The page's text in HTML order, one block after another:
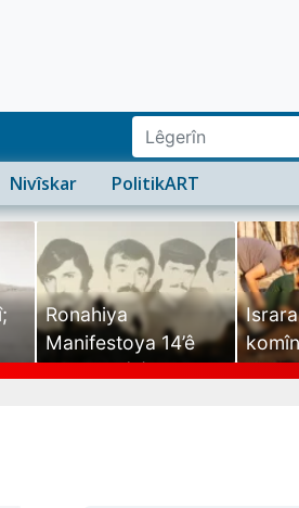
Nivîskar PolitikART
Ronahiya
Manifestoya 14’ê